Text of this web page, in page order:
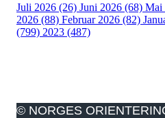
Juli 2026 (26) Juni 2026 (68) Mai
2026 (88) Februar 2026 (82)
(799) 2023 (487)
© NORGES